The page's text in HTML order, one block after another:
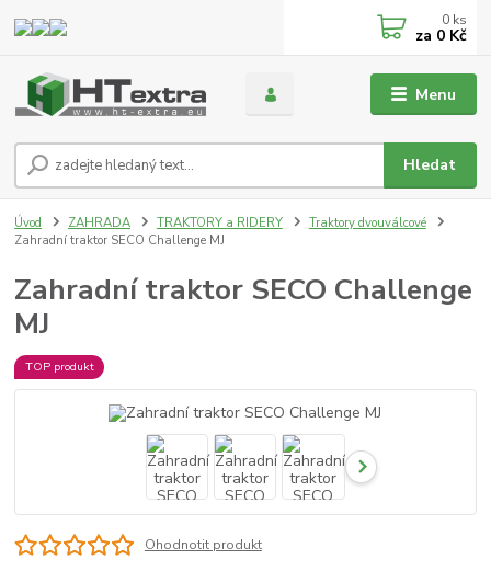
Menu
Hledat
0 ks
za 0 Kč
Úvod ZAHRADA TRAKTORY a RIDERY
Traktory dvouválcové
Zahradní traktor SECO Challenge MJ
Zahradní traktor SECO Challenge
MJ
TOP produkt
Ohodnotit produkt